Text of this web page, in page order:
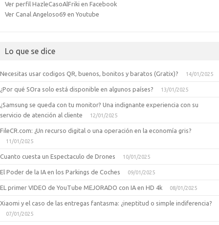
Ver perfil HazleCasoAlFriki en Facebook
Ver Canal Angeloso69 en Youtube
Lo que se dice
Necesitas usar codigos QR, buenos, bonitos y baratos (Gratix)? 14/01/2025
¿Por qué SOra solo está disponible en algunos países? 13/01/2025
¿Samsung se queda con tu monitor? Una indignante experiencia con su
servicio de atención al cliente
12/01/2025
FileCR.com: ¿Un recurso digital o una operación en la economía gris?
11/01/2025
Cuanto cuesta un Espectaculo de Drones 10/01/2025
El Poder de la IA en los Parkings de Coches 09/01/2025
EL primer VIDEO de YouTube MEJORADO con IA en HD 4k 08/01/2025
Xiaomi y el caso de las entregas fantasma: ¿ineptitud o simple indiferencia?
07/01/2025